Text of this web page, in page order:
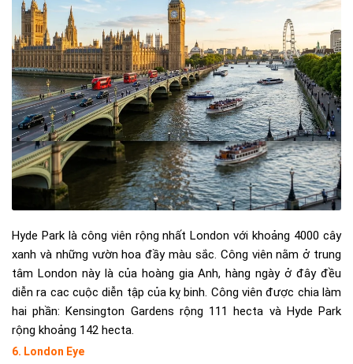
Hyde Park là công viên rộng nhất London với khoảng 4000 cây
xanh và những vườn hoa đầy màu sắc. Công viên nằm ở trung
tâm London này là của hoàng gia Anh, hàng ngày ở đây đều
diễn ra cac cuộc diễn tập của kỵ binh. Công viên được chia làm
hai phần: Kensington Gardens rộng 111 hecta và Hyde Park
rộng khoảng 142 hecta.
6. London Eye